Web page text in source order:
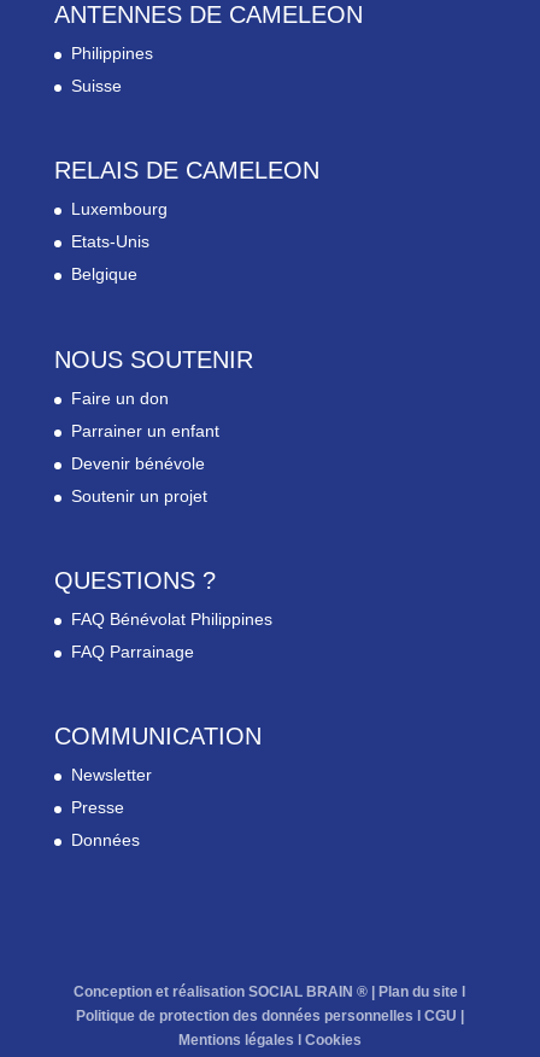
ANTENNES DE CAMELEON
Philippines
Suisse
RELAIS DE CAMELEON
Luxembourg
Etats-Unis
Belgique
NOUS SOUTENIR
Faire un don
Parrainer un enfant
Devenir bénévole
Soutenir un projet
QUESTIONS ?
FAQ Bénévolat Philippines
FAQ Parrainage
COMMUNICATION
Newsletter
Presse
Données
Conception et réalisation SOCIAL BRAIN ® | Plan du site
Politique de protection des données personnelles
CGU
Mentions légales
Cookies